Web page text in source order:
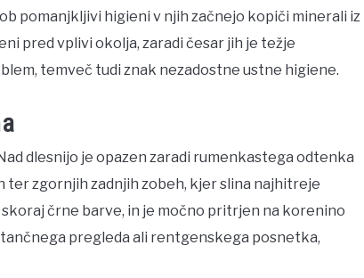
pomanjkljivi higieni v njih začnejo kopiči minerali iz
pred vplivi okolja, zaradi česar jih je težje
temveč tudi znak nezadostne ustne higiene.
dlesnijo je opazen zaradi rumenkastega odtenka
ter zgornjih zadnjih zobeh, kjer slina najhitreje
črne barve, in je močno pritrjen na korenino
pregleda ali rentgenskega posnetka,